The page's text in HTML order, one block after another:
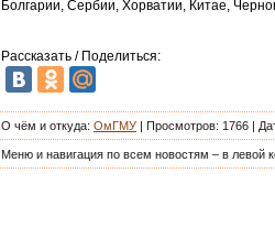
Болгарии, Сербии, Хорватии, Китае,
Рассказать / Поделиться:
О чём и откуда: ОмГМУ | Просмотров: 1766 |
Меню и навигация по всем новостям – в левой